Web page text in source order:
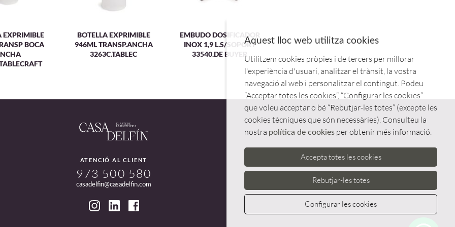
EXPRIMIBLE
BOCA
BOTELLA EXPRIMIBLE
946ML TRANSP.ANCHA
3263C.TABLEC
EMBUDO DOSIFICADOR
INOX 1,9 L.S/SOPORT
33540.DE BUYER
ATENCIÓ AL CLIENT
973 500 580
casadelfin@casadelfin.com
Aquest lloc web utilitza cookies
Utilitzem cookies pròpies i de tercers per millorar
l'experiència d'usuari, analitzar el trànsit, la vostra
navegació al web i personalitzar el contingut. Podeu
“Acceptar totes les cookies”, “Configurar les cookies”
que voleu acceptar o bé “Rebutjar-les totes” (excepte les
cookies tècniques que són necessàries). Consulteu la
nostra política de cookies per obtenir més informació.
Accepta totes les cookies
Rebutjar-les totes
Configurar les cookies